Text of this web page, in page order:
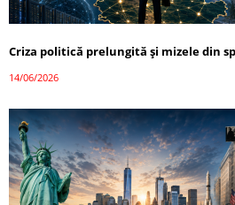
Criza politică prelungită și mizele din
14/06/2026